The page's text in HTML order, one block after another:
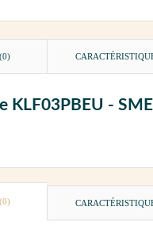
KLF03PBEU -